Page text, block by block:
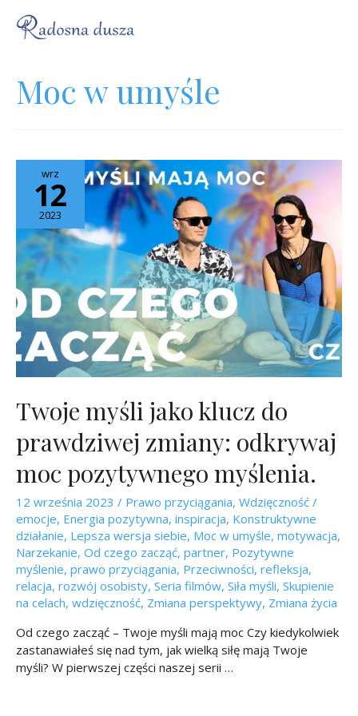
Moc w umyśle
wrz
12
2023
Twoje myśli jako klucz do
prawdziwej zmiany: odkrywaj
moc pozytywnego myślenia.
12 września 2023 / Prawo przyciągania, Wdzięczność /
emocje, Energia pozytywna, inspiracja, Konstruktywne
działanie, Lepsza wersja siebie, Moc w umyśle, motywacja,
Narzekanie, Od czego zacząć, partner, Pozytywne
myślenie, prawo przyciągania, Przeciwności, refleksja,
relacja, rozwój osobisty, Seria filmów, Siła myśli, Skupienie
na celach, wdzięczność, Zmiana perspektywy, Zmiana życia
Od czego zacząć – Twoje myśli mają moc Czy kiedykolwiek
zastanawiałeś się nad tym, jak wielką siłę mają Twoje
myśli? W pierwszej części naszej serii …